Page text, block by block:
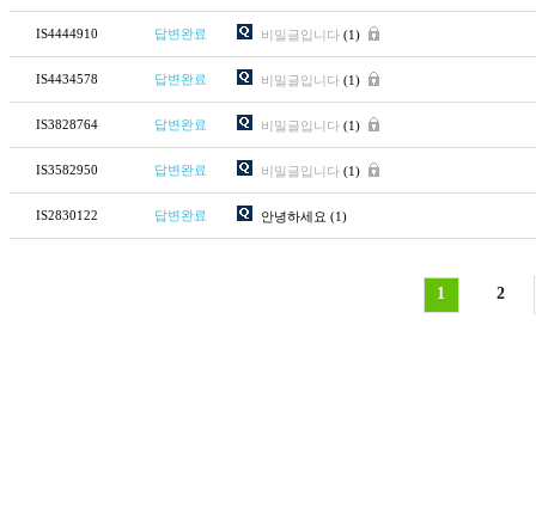
IS4444910 답변완료 비밀글입니다 (1)
IS4434578 답변완료 비밀글입니다 (1)
IS3828764 답변완료 비밀글입니다 (1)
IS3582950 답변완료 비밀글입니다 (1)
IS2830122 답변완료 안녕하세요 (1)
1 2